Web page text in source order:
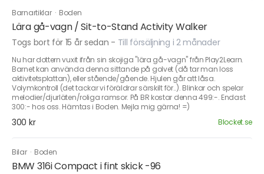
Barnartiklar · Boden
Lära gå-vagn / Sit-to-Stand Activity Walker
Togs bort för 15 år sedan - Till försäljning i 2 månader
Nu har dottern vuxit ifrån sin skojiga "lära gå-vagn" från Play2Learn.
Barnet kan använda denna sittande på golvet (då tar man loss
aktivitetsplattan), eller stående/gående. Hjulen går att låsa.
Volymkontroll (det tackar vi föräldrar särskilt för..). Blinkar och spelar
melodier/djurläten/roliga ramsor. På BR kostar denna 499:-. Endast
300:- hos oss. Hämtas i Boden. Mejla mig gärna! =)
300 kr Blocket.se
Bilar · Boden
BMW 316i Compact i fint skick -96